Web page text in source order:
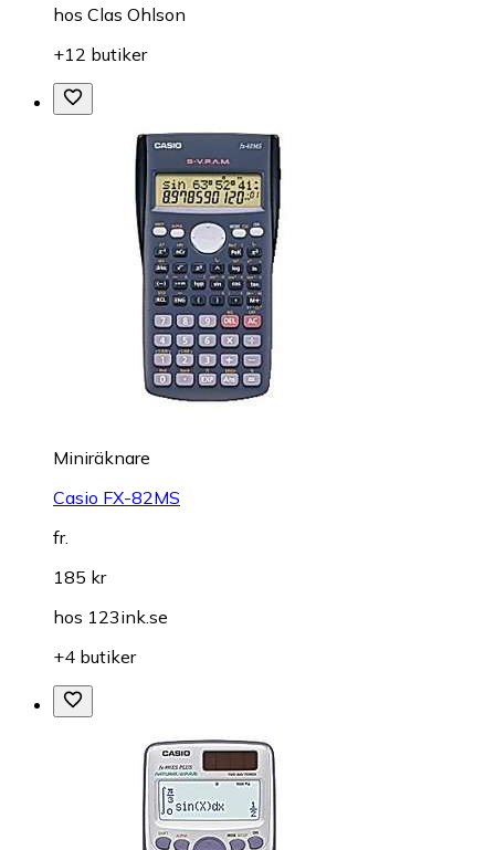
hos Clas Ohlson
+12 butiker
Miniräknare
Casio FX-82MS
fr.
185 kr
hos 123ink.se
+4 butiker